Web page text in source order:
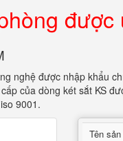
nghệ được nhập khẩu
của dòng két sắt KS
9001.
Tên